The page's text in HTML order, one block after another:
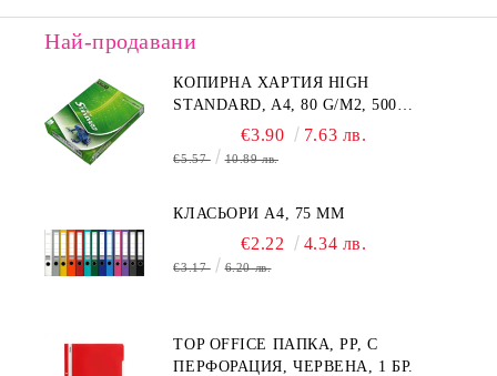
Най-продавани
КОПИРНА ХАРТИЯ HIGH
STANDARD, A4, 80 G/M2, 500
€3.90 7.63 лв.
€5.57 10.89 лв.
КЛАСЬОРИ А4, 75 MM
€2.22 4.34 лв.
€3.17 6.20 лв.
TOP OFFICE ПАПКА, PP, С
ПЕРФОРАЦИЯ, ЧЕРВЕНА, 1 БР.